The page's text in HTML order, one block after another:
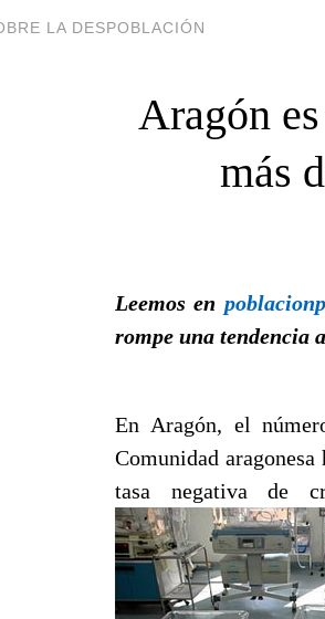
LA DESPOBLACIÓN
Aragón
más
Leemos en
rompe una tendencia
En Aragón, el
Comunidad
tasa negativa de